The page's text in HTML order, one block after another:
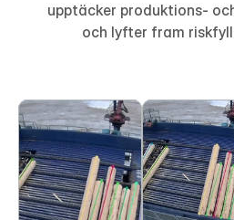
upptäcker produktions-
och lyfter fram